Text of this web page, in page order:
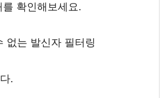
확인해보세요.
없는 발신자 필터링
.